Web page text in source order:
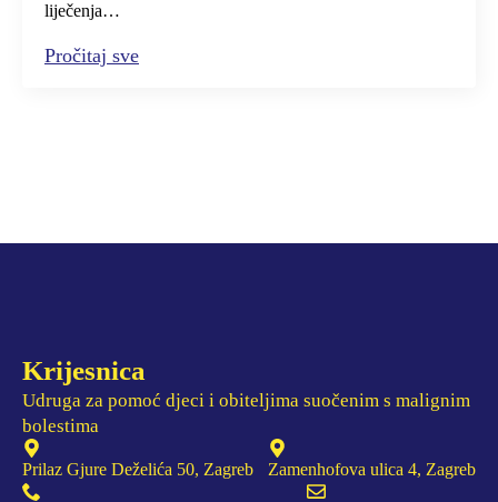
liječenja…
Pročitaj sve
Krijesnica
Udruga za pomoć djeci i obiteljima suočenim s malignim
bolestima
Prilaz Gjure Deželića 50, Zagreb Zamenhofova ulica 4, Zagreb